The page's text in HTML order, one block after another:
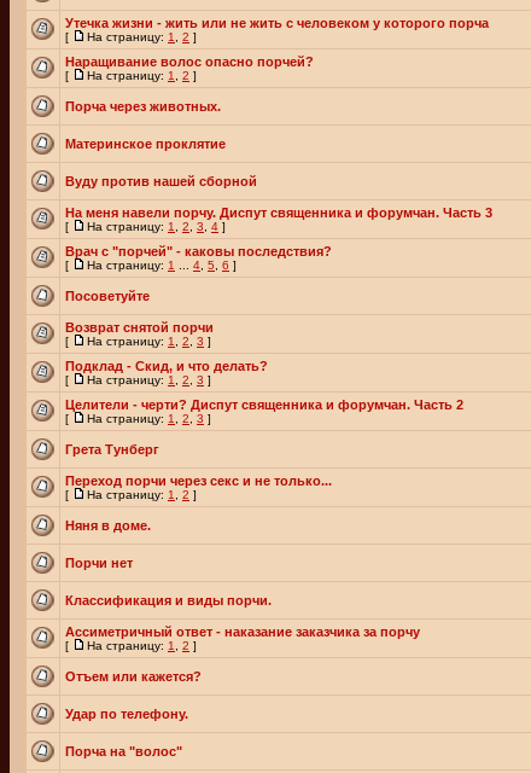
Утечка жизни - жить или не жить с человеком у которого порча
[ На страницу: 1 2 ]
Наращивание волос опасно порчей?
[ На страницу: 1 2 ]
Порча через животных.
Материнское проклятие
Вуду против нашей сборной
На меня навели порчу. Диспут священника и форумчан. Часть 3
[ На страницу: 1 2 3 4 ]
Врач с "порчей" - каковы последствия?
[ На страницу: 1 4 5 6 ]
Посоветуйте
Возврат снятой порчи
[ На страницу: 1 2 3 ]
Подклад - Скид, и что делать?
[ На страницу: 1 2 3 ]
Целители - черти? Диспут священника и форумчан. Часть 2
[ На страницу: 1 2 3 ]
Грета Тунберг
Переход порчи через секс и не только...
[ На страницу: 1 2 ]
Няня в доме.
Порчи нет
Классификация и виды порчи.
Ассиметричный ответ - наказание заказчика за порчу
[ На страницу: 1 2 ]
Отъем или кажется?
Удар по телефону.
Порча на "волос"